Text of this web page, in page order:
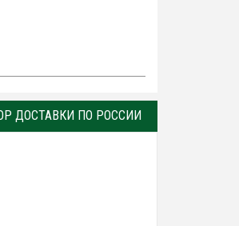
ДОСТАВКИ ПО РОССИИ